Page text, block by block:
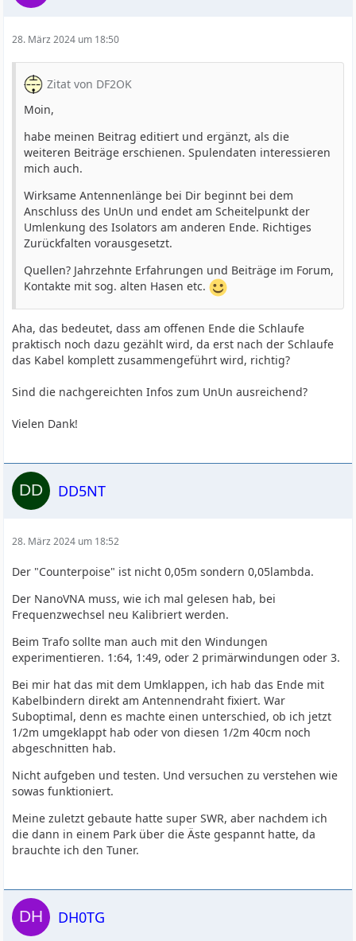
28. März 2024 um 18:50
Zitat von DF2OK
Moin,
habe meinen Beitrag editiert und ergänzt, als die
weiteren Beiträge erschienen. Spulendaten interessieren
mich auch.
Wirksame Antennenlänge bei Dir beginnt bei dem
Anschluss des UnUn und endet am Scheitelpunkt der
Umlenkung des Isolators am anderen Ende. Richtiges
Zurückfalten vorausgesetzt.
Quellen? Jahrzehnte Erfahrungen und Beiträge im Forum,
Kontakte mit sog. alten Hasen etc.
Aha, das bedeutet, dass am offenen Ende die Schlaufe
praktisch noch dazu gezählt wird, da erst nach der Schlaufe
das Kabel komplett zusammengeführt wird, richtig?
Sind die nachgereichten Infos zum UnUn ausreichend?
Vielen Dank!
DD5NT
28. März 2024 um 18:52
Der "Counterpoise" ist nicht 0,05m sondern 0,05lambda.
Der NanoVNA muss, wie ich mal gelesen hab, bei
Frequenzwechsel neu Kalibriert werden.
Beim Trafo sollte man auch mit den Windungen
experimentieren. 1:64, 1:49, oder 2 primärwindungen oder 3.
Bei mir hat das mit dem Umklappen, ich hab das Ende mit
Kabelbindern direkt am Antennendraht fixiert. War
Suboptimal, denn es machte einen unterschied, ob ich jetzt
1/2m umgeklappt hab oder von diesen 1/2m 40cm noch
abgeschnitten hab.
Nicht aufgeben und testen. Und versuchen zu verstehen wie
sowas funktioniert.
Meine zuletzt gebaute hatte super SWR, aber nachdem ich
die dann in einem Park über die Äste gespannt hatte, da
brauchte ich den Tuner.
DH0TG